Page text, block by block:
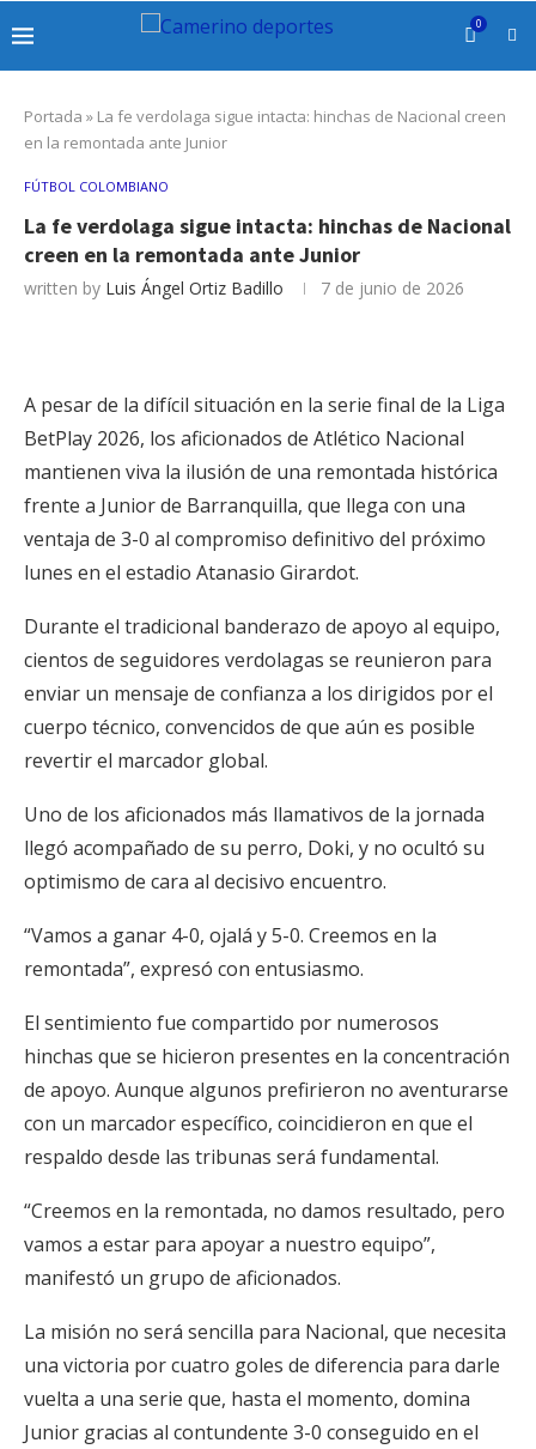
0
Portada » La fe verdolaga sigue intacta: hinchas de Nacional creen
en la remontada ante Junior
FÚTBOL COLOMBIANO
La fe verdolaga sigue intacta: hinchas de Nacional
creen en la remontada ante Junior
written by Luis Ángel Ortiz Badillo 7 de junio de 2026
A pesar de la difícil situación en la serie final de la Liga
BetPlay 2026, los aficionados de Atlético Nacional
mantienen viva la ilusión de una remontada histórica
frente a Junior de Barranquilla, que llega con una
ventaja de 3-0 al compromiso definitivo del próximo
lunes en el estadio Atanasio Girardot.
Durante el tradicional banderazo de apoyo al equipo,
cientos de seguidores verdolagas se reunieron para
enviar un mensaje de confianza a los dirigidos por el
cuerpo técnico, convencidos de que aún es posible
revertir el marcador global.
Uno de los aficionados más llamativos de la jornada
llegó acompañado de su perro, Doki, y no ocultó su
optimismo de cara al decisivo encuentro.
“Vamos a ganar 4-0, ojalá y 5-0. Creemos en la
remontada”, expresó con entusiasmo.
El sentimiento fue compartido por numerosos
hinchas que se hicieron presentes en la concentración
de apoyo. Aunque algunos prefirieron no aventurarse
con un marcador específico, coincidieron en que el
respaldo desde las tribunas será fundamental.
“Creemos en la remontada, no damos resultado, pero
vamos a estar para apoyar a nuestro equipo”,
manifestó un grupo de aficionados.
La misión no será sencilla para Nacional, que necesita
una victoria por cuatro goles de diferencia para darle
vuelta a una serie que, hasta el momento, domina
Junior gracias al contundente 3-0 conseguido en el